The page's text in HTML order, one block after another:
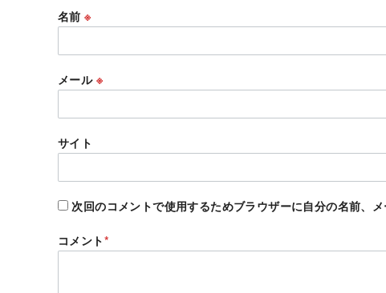
名前※
メール ※
サイト
次回のコメントで使用するためブラウザーに自分の名前、メ
コメント*